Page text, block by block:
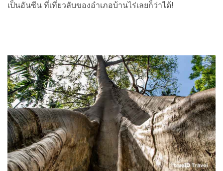
เป็นอันซีน ที่เที่ยวลับของอำเภอบ้านไร่เลยก็ว่าได้!